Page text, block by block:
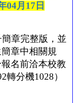
04月 17 日
章完整版，並
章中相關規
名前洽本校教
轉分機1028）